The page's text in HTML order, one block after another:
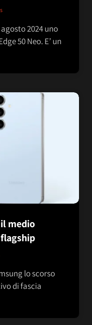
2024 uno
50 Neo. E’ un
il medio
lo scorso
di fascia